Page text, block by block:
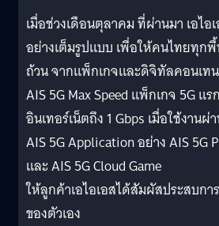
เมื่อช่วงเดือนตุลาคม ที่ผ่านมา เอไอ
อย่างเต็มรูปแบบ เพื่อให้คนไทยทุก
ถ้วน จากแพ็กเกจและดิจิทัลคอนเท
AIS 5G Max Speed แพ็กเกจ 5G แ
อินเทอร์เน็ตถึง 1 Gbps เมื่อใช้งานผ่
AIS 5G Application อย่าง AIS 5G
และ AIS 5G Cloud Game
ให้ลูกค้าเอไอเอสได้สัมผัสประสบก
ของตัวเอง